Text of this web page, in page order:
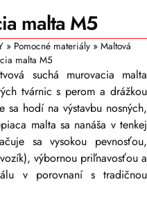
malta M5
» Pomocné materiály » Maltová
malta M5
suchá murovacia malta
tvárnic s perom a drážkou
sa hodí na výstavbu nosných,
malta sa nanáša v tenkej
sa vysokou pevnosťou,
výbornou priľnavosťou a
v porovnaní s tradičnou